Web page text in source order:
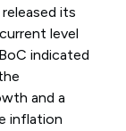
its
level
indicated
and a
inflation